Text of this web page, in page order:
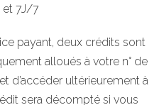
et 7J/7
payant, deux crédits sont
alloués à votre n° de
d’accéder ultérieurement à
sera décompté si vous